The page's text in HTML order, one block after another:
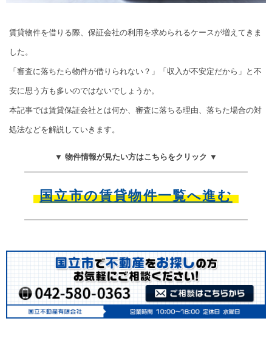
賃貸物件を借りる際、保証会社の利用を求められるケースが増えてきま
した。
「審査に落ちたら物件が借りられない？」「収入が不安定だから」と不
安に思う方も多いのではないでしょうか。
本記事では賃貸保証会社とは何か、審査に落ちる理由、落ちた場合の対
処法などを解説していきます。
▼ 物件情報が見たい方はこちらをクリック ▼
国立市の賃貸物件一覧へ進む